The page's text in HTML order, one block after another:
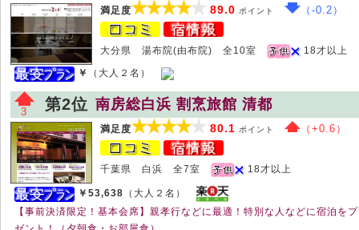
満足度 89.0 ポイント （-0.2）
大分県 湯布院(由布院) 全10室 18才以上
￥ （大人２名）
3 第2位 南房総白浜 割烹旅館 清都
満足度 80.1 ポイント （+0.6）
千葉県 白浜 全7室 18才以上
￥53,638 （大人２名）
【事前決済限定！基本会席】親孝行などに最適！特別な人などに宿泊を